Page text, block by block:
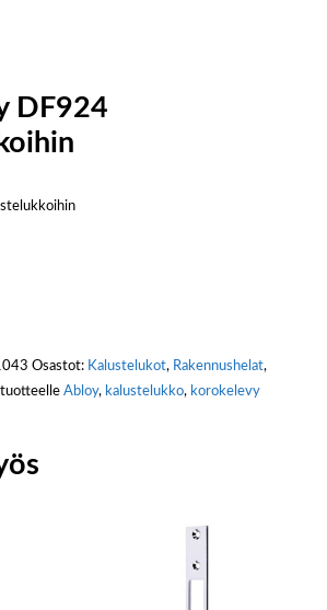
DF924
Osastot: Kalustelukot, Rakennushelat,
tuotteelleAbloy, kalustelukko, korokelevy